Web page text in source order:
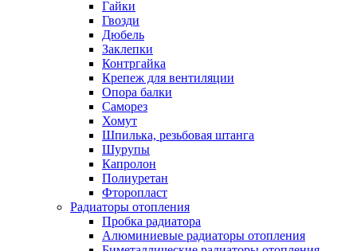
Гайки
Гвозди
Дюбель
Заклепки
Контргайка
Крепеж для вентиляции
Опора балки
Саморез
Хомут
Шпилька, резьбовая штанга
Шурупы
Капролон
Полиуретан
Фторопласт
Радиаторы отопления
Пробка радиатора
Алюминиевые радиаторы отопления